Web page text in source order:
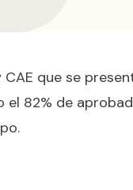
que se
82% de